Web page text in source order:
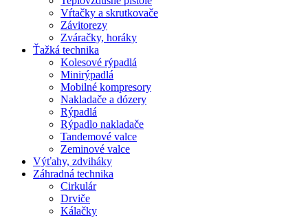
Vŕtačky a skrutkovače
Závitorezy
Zváračky, horáky
Ťažká technika
Kolesové rýpadlá
Minirýpadlá
Mobilné kompresory
Nakladače a dózery
Rýpadlá
Rýpadlo nakladače
Tandemové valce
Zeminové valce
Výťahy, zdviháky
Záhradná technika
Cirkulár
Drviče
Kálačky